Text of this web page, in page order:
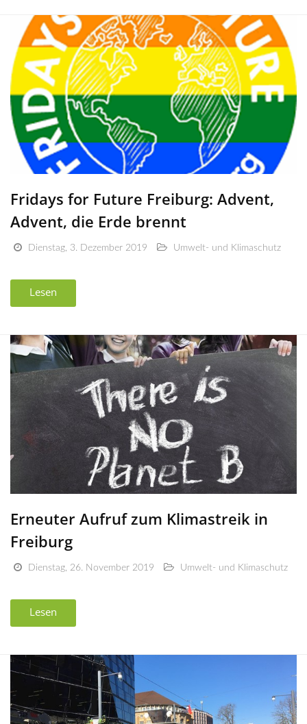
Fridays for Future Freiburg: Advent,
Advent, die Erde brennt
Dienstag, 3. Dezember 2019 Umwelt- und Klimaschutz
Lesen
Erneuter Aufruf zum Klimastreik in
Freiburg
Dienstag, 26. November 2019 Umwelt- und Klimaschutz
Lesen